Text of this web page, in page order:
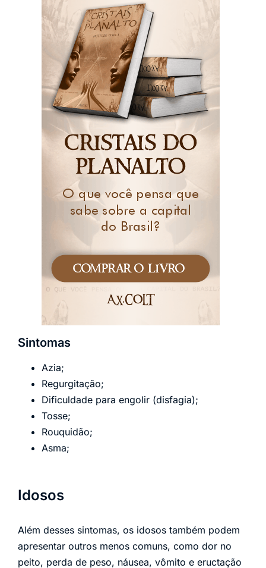
Sintomas
Azia;
Regurgitação;
Dificuldade para engolir (disfagia);
Tosse;
Rouquidão;
Asma;
Idosos
Além desses sintomas, os idosos também podem
apresentar outros menos comuns, como dor no
peito, perda de peso, náusea, vômito e eructação